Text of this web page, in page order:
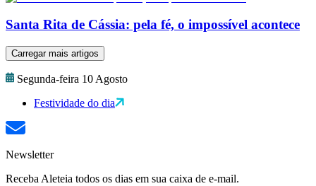
Santa Rita de Cássia: pela fé, o impossível acontece
Carregar mais artigos
Segunda-feira 10 Agosto
Festividade do dia
Newsletter
Receba Aleteia todos os dias em sua caixa de e-mail.